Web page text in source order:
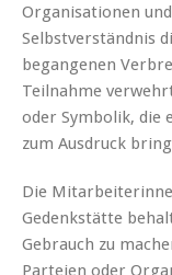
Organisationen
Selbstverständnis
begangenen
Teilnahme
oder Symbolik, die
zum Ausdruck
Die
Gedenkstätte
Gebrauch zu
Parteien oder